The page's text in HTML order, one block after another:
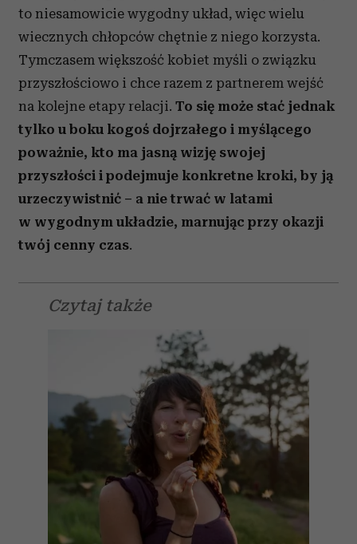
to niesamowicie wygodny układ, więc wielu
wiecznych chłopców chętnie z niego korzysta.
Tymczasem większość kobiet myśli o związku
przyszłościowo i chce razem z partnerem wejść
na kolejne etapy relacji. To się może stać jednak
tylko u boku kogoś dojrzałego i myślącego
poważnie, kto ma jasną wizję swojej
przyszłości i podejmuje konkretne kroki, by ją
urzeczywistnić – a nie trwać w latami
w wygodnym układzie, marnując przy okazji
twój cenny czas.
Czytaj także